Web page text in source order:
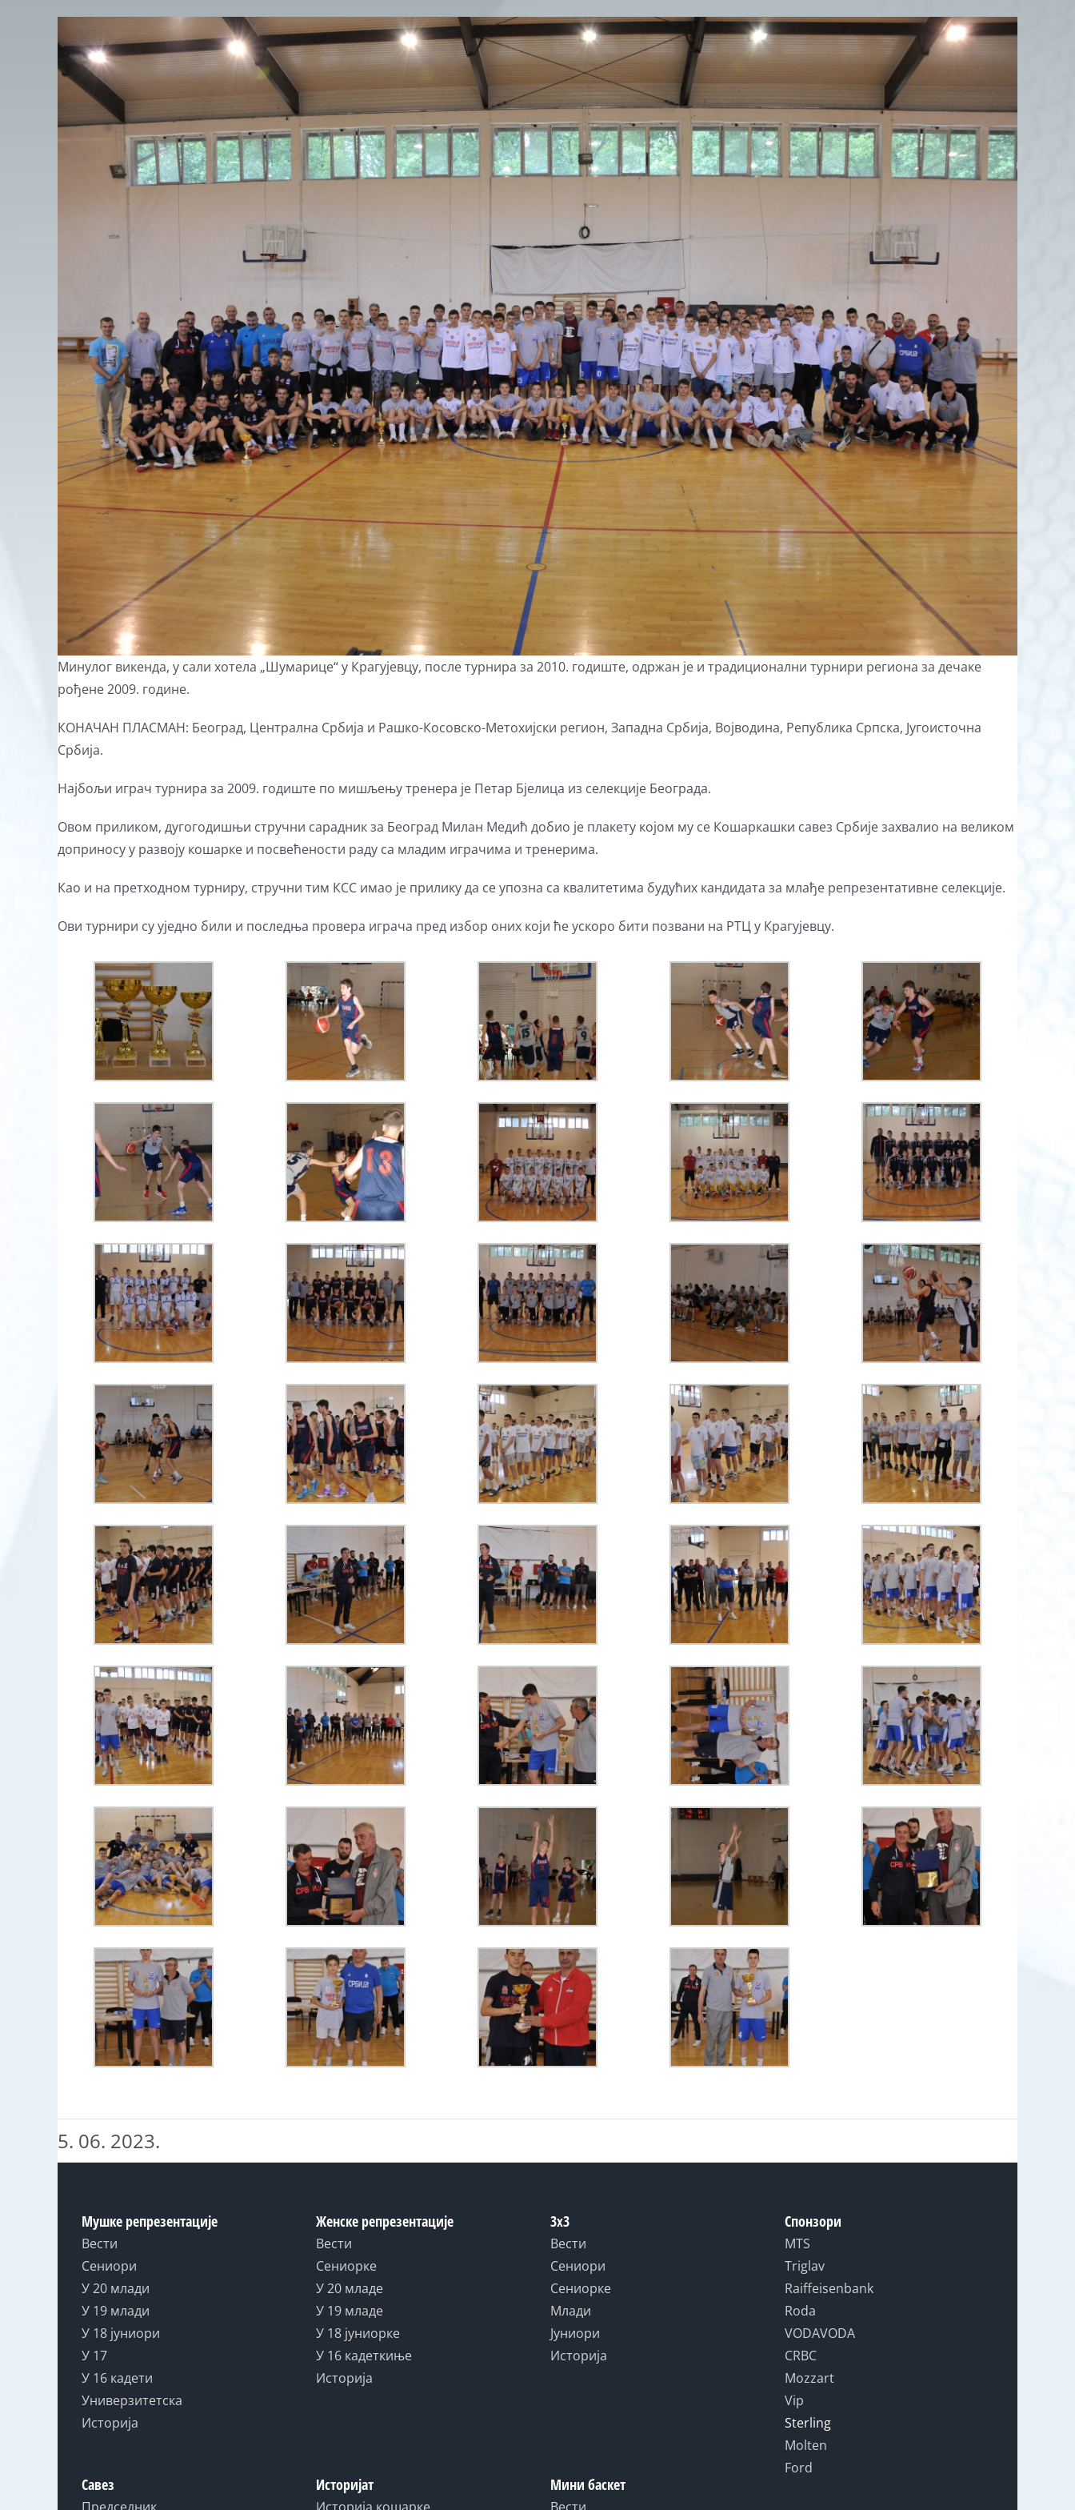
Larger
Image
Минулог викенда, у сали хотела „Шумарице“ у Крагујевцу, после турнира за 2010. годиште, одржан је и традиционални турнири региона за дечаке
рођене 2009. године.
КОНАЧАН ПЛАСМАН: Београд, Централна Србија и Рашко-Косовско-Метохијски регион, Западна Србија, Војводина, Република Српска, Југоисточна
Србија.
Најбољи играч турнира за 2009. годиште по мишљењу тренера је Петар Бјелица из селекције Београда.
Oвом приликом, дугогодишњи стручни сарадник за Београд Милан Медић добио је плакету којом му се Кошаркашки савез Србије захвалио на великом
доприносу у развоју кошарке и посвећености раду са младим играчима и тренерима.
Као и на претходном турниру, стручни тим КСС имао је прилику да се упозна са квалитетима будућих кандидата за млађе репрезентативне селекције.
Ови турнири су уједно били и последња провера играча пред избор оних који ће ускоро бити позвани на РТЦ у Крагујевцу.
5. 06. 2023.
Мушке репрезентације
Вести
Сениори
У 20 млади
У 19 млади
У 18 јуниори
У 17
У 16 кадети
Универзитетска
Историја
Савез
Женске репрезентације
Вести
Сениорке
У 20 младе
У 19 младе
У 18 јуниорке
У 16 кадеткиње
Историја
Историјат
3x3
Вести
Сениори
Сениорке
Млади
Јуниори
Историја
Мини баскет
Спонзори
MTS
Triglav
Raiffeisenbank
Roda
VODAVODA
CRBC
Mozzart
Vip
Sterling
Molten
Ford